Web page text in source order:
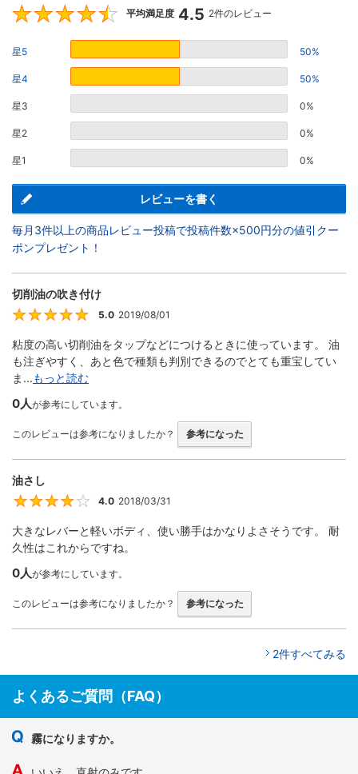
4.5
平均満足度 4.5 2件のレビュー
星5 50%
星4 50%
星3 0%
星2 0%
星1 0%
レビューを書く
毎月3件以上の商品レビュー投稿で投稿件数×500円分の値引クー
ポンプレゼント！
切削油の吹き付け
5.0 2019/08/01
粘度の高い切削油をタップなどにつけるときに使っています。 油
も注ぎやすく、あと色で種類も判別できるのでとても重宝してい
ま...もっと読む
0人が参考にしています。
このレビューは参考になりましたか？ 参考になった
油さし
4
4.0 2018/03/31
大きなレバーと軽いボディ、使い勝手はかなりよさそうです。 耐
久性はこれからですね。
0人が参考にしています。
このレビューは参考になりましたか？ 参考になった
2件すべてみる
よくあるご質問（FAQ）
霧になりますか。